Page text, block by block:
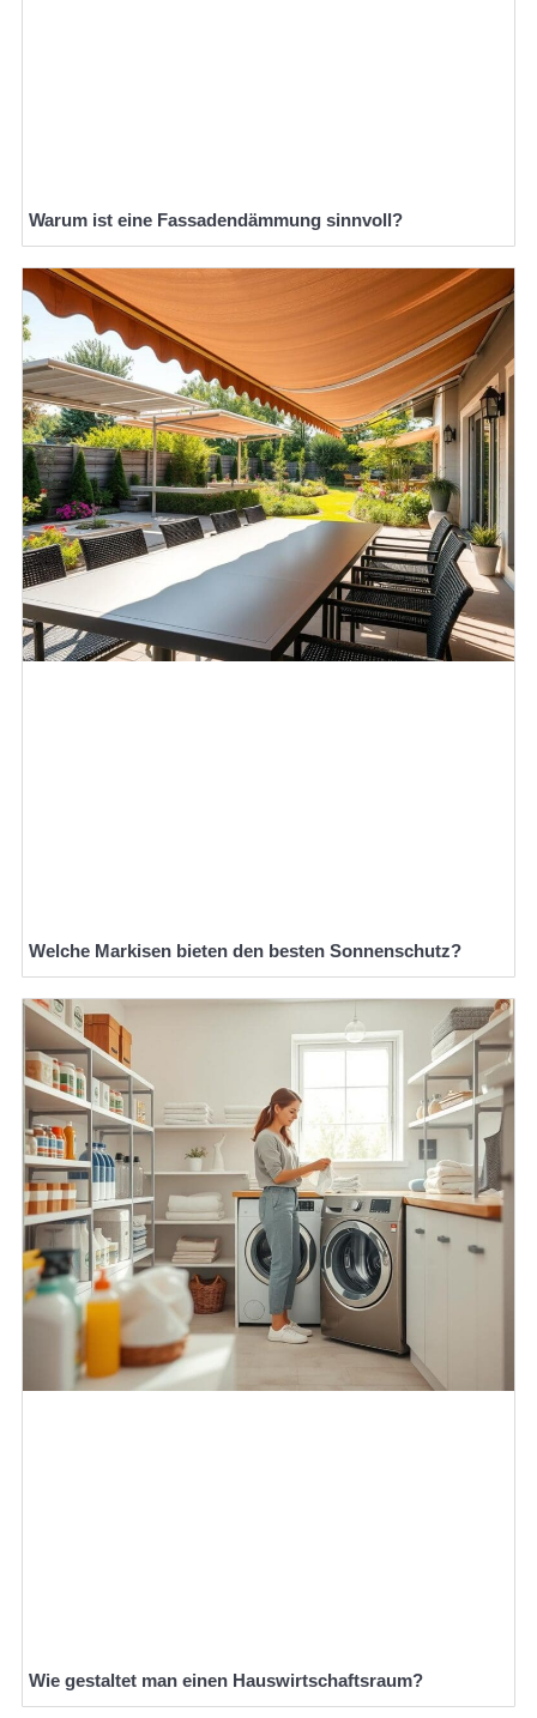
Warum ist eine Fassadendämmung sinnvoll?
Welche Markisen bieten den besten Sonnenschutz?
Wie gestaltet man einen Hauswirtschaftsraum?